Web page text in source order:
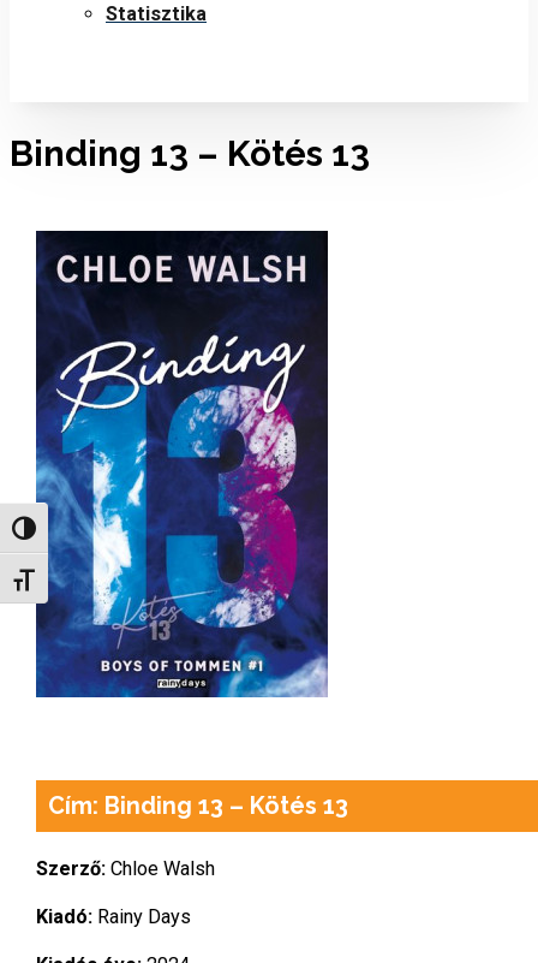
Nagy kontraszt váltása
Betűméret váltása
Statisztika
Binding 13 – Kötés 13
Cím: Binding 13 – Kötés 13
Szerző: Chloe Walsh
Kiadó: Rainy Days